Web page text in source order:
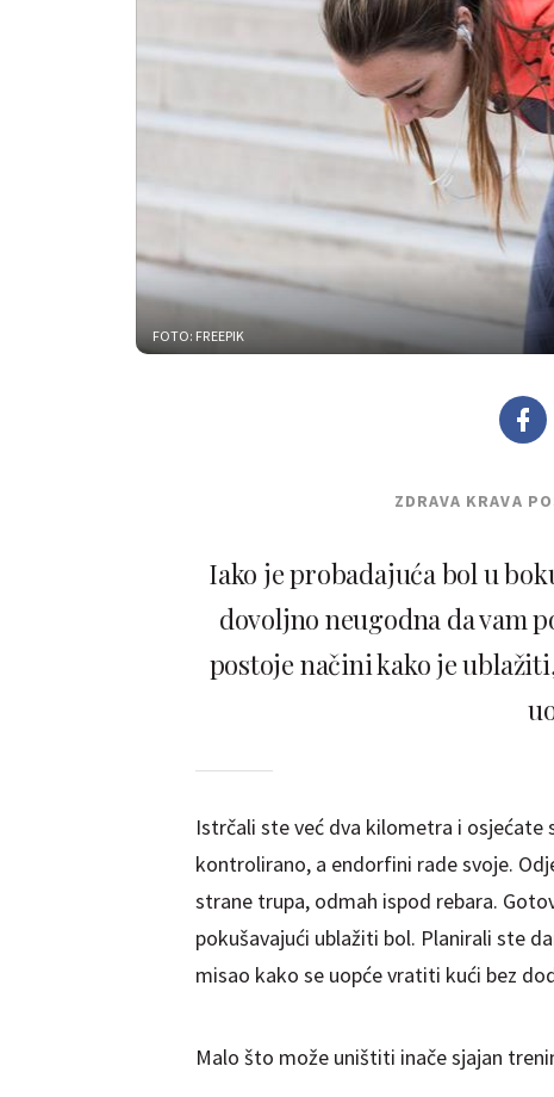
FOTO: FREEPIK
ZDRAVA KRAVA
Iako je probadajuća bol u
dovoljno neugodna da vam
postoje načini kako je
Istrčali ste već dva kilometra i osjećate
kontrolirano, a endorfini rade svoje.
strane trupa, odmah ispod rebara.
pokušavajući ublažiti bol. Planirali ste
misao kako se uopće vratiti kući bez
Malo što može uništiti inače sjajan